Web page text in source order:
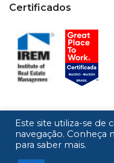
Certificados
Copyright © 2020 -
reservados.
Este site utiliza-se de
navegação. Conheça
para saber mais.